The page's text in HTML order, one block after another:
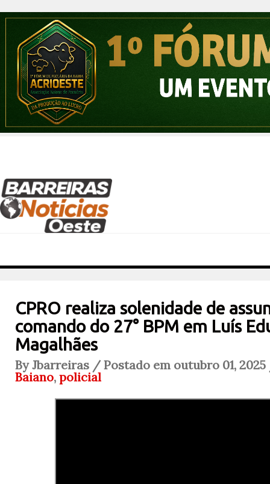
CPRO realiza solenidade de
comando do 27° BPM em Luís
Magalhães
By Jbarreiras / Postado em outubro 01,
Baiano,policial